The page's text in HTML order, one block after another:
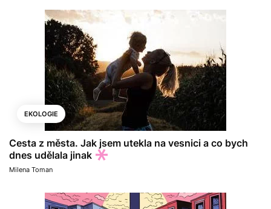
EKOLOGIE
Cesta z města. Jak jsem utekla na vesnici a co bych
dnes udělala jinak
Milena Toman